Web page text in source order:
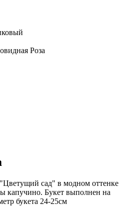
Роза
сад" в модном оттенке
капучино. Букет выполнен на
букета 24-25см